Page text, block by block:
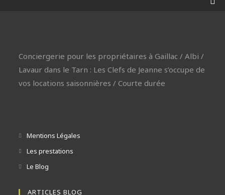
Conciergerie pour les propriétaires à Gaillac / Albi /
Lavaur dans le Tarn : Les Clefs de Jeanne s’occupe de
vos locations saisonnières / Courte durée
Mentions Légales
Les prestations
Le Blog
ARTICLES BLOG